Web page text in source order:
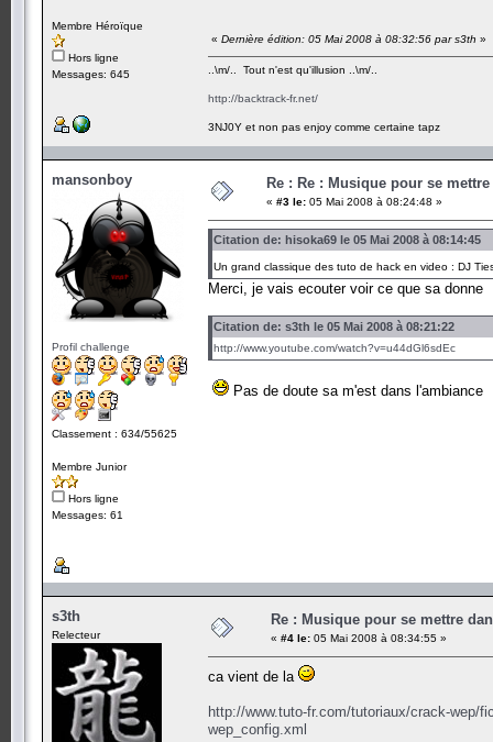
Membre Héroïque
Hors ligne
Messages: 645
« Dernière édition: 05 Mai 2008 à 08:32:56 par s3th »
..\m/.. Tout n'est qu'illusion ..\m/..
http://backtrack-fr.net/
3NJ0Y et non pas enjoy comme certaine tapz
mansonboy
Profil challenge
Classement : 634/55625
Membre Junior
Hors ligne
Messages: 61
Re : Re : Musique pour se
« #3 le: 05 Mai 2008 à 08:24:48 »
Citation de: hisoka69 le 05 Mai 2008 à 08:14:45
Un grand classique des tuto de hack en video : DJ
Merci, je vais ecouter voir ce que sa donne
Citation de: s3th le 05 Mai 2008 à 08:21:22
http://www.youtube.com/watch?v=u44dGl6sdEc
Pas de doute sa m'est dans l'ambiance
s3th
Relecteur
Re : Musique pour se mettre
« #4 le: 05 Mai 2008 à 08:34:55 »
ca vient de la
http://www.tuto-fr.com/tutoriaux/crack-wep/
wep_config.xml